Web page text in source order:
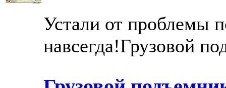
Устали от проблемы
навсегда!Грузовой